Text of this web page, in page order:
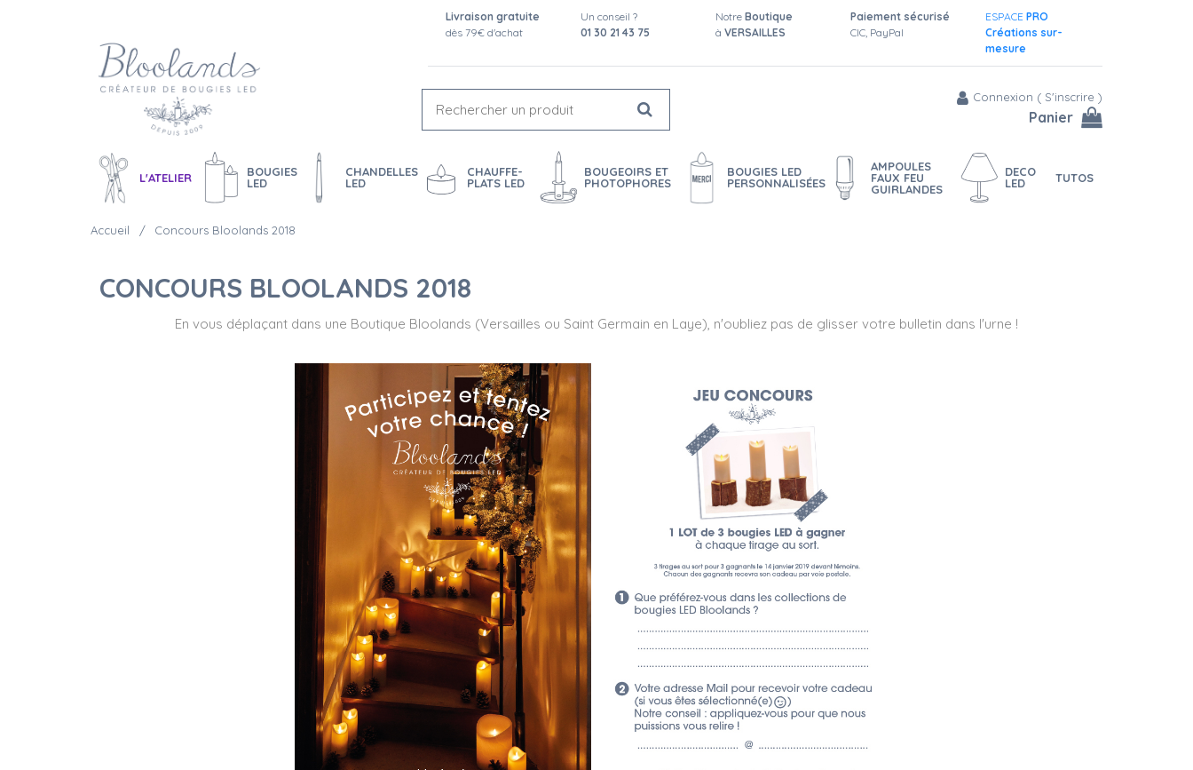
Livraison gratuite
dès 79€ d'achat
Un conseil ?
01 30 21 43 75
Notre Boutique
à VERSAILLES
Paiement sécurisé
CIC, PayPal
ESPACE PRO
Créations sur-
mesure
Connexion ( S'inscrire )
Panier
L'ATELIER
BOUGIES
LED
CHANDELLES
LED
CHAUFFE-
PLATS LED
BOUGEOIRS ET
PHOTOPHORES
BOUGIES LED
PERSONNALISÉES
AMPOULES
FAUX FEU
GUIRLANDES
DECO
LED
TUTOS
Accueil Concours Bloolands 2018
CONCOURS BLOOLANDS 2018
En vous déplaçant dans une Boutique Bloolands (Versailles ou Saint Germain en Laye), n'oubliez pas de glisser votre bulletin dans l'urne !